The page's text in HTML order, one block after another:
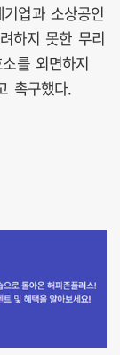
업과 소상공인
하지 못한 무리
를 외면하지
촉구했다.